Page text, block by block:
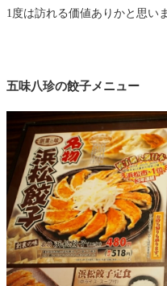
1度は訪れる価値ありかと思い
五味八珍の餃子メニュー